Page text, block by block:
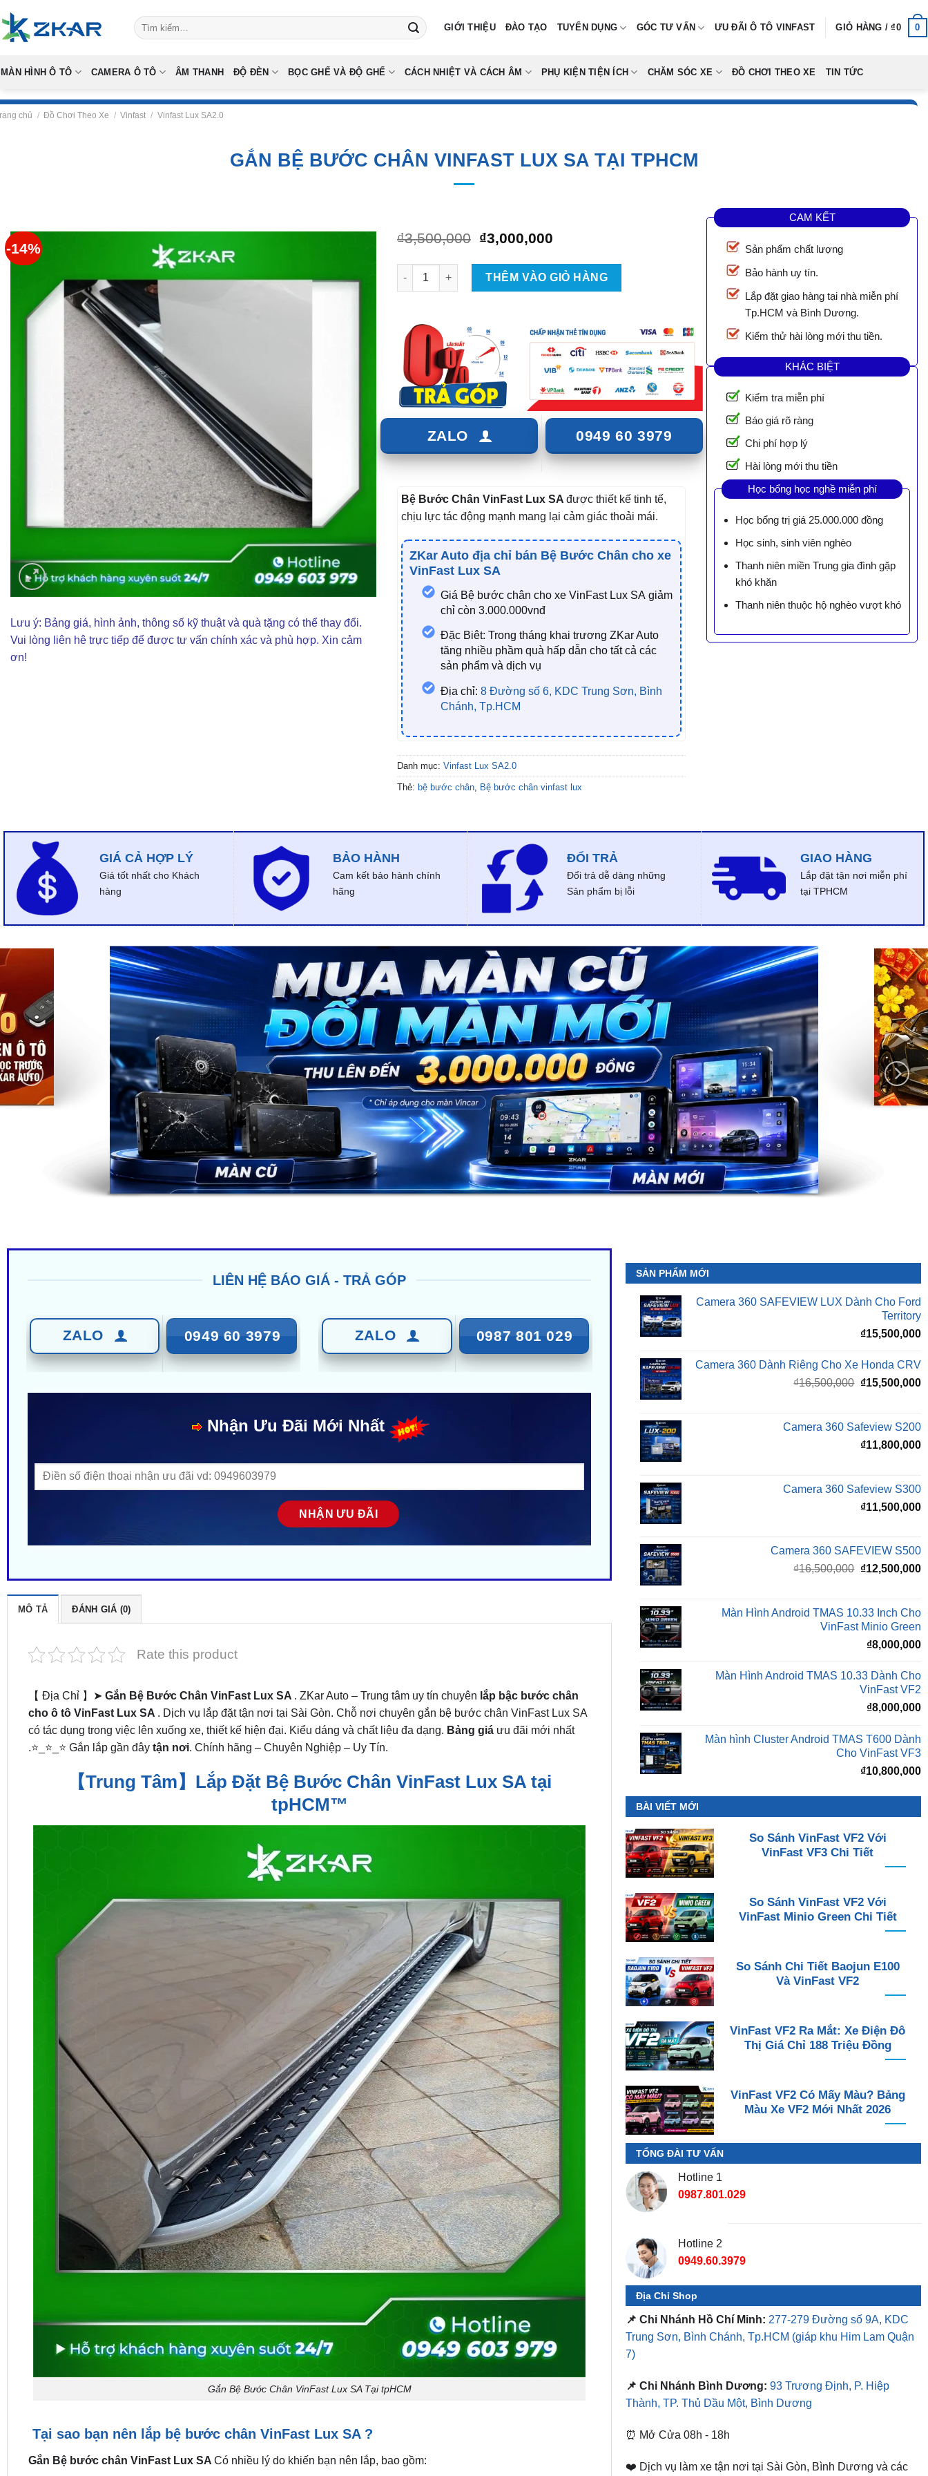
to
content
Tìm
kiếm:
GIỚI THIỆU ĐÀO TẠO TUYỂN DỤNG GÓC TƯ VẤN ƯU ĐÃI Ô TÔ VINFAST GIỎ HÀNG /₫0 0
MÀN HÌNH Ô TÔ CAMERA Ô TÔ ÂM THANH ĐỘ ĐÈN BỌC GHẾ VÀ ĐỘ GHẾ CÁCH NHIỆT VÀ CÁCH ÂM PHỤ KIỆN TIỆN ÍCH CHĂM SÓC XE ĐỒ CHƠI THEO XE TIN TỨC
chủ / Đồ Chơi Theo Xe / Vinfast / Vinfast Lux SA2.0
GẮN BỆ BƯỚC CHÂN VINFAST LUX SA TẠI TPHCM
-14%
Lưu ý: Bảng giá, hình ảnh, thông số kỹ thuật và quà tặng có thể thay đổi.
Vui lòng liên hê trực tiếp để được tư vấn chính xác và phù hợp. Xin cảm
ơn!
₫3,500,000 Giá
là:
₫3,500,000.
₫3,000,000
tại
là:
₫3,000,000.
Gắn Bệ Bước Chân VinFast Lux SA Tại tpHCM số lượng
THÊM VÀO GIỎ HÀNG
ZALO 0949 60 3979
Bệ Bước Chân VinFast Lux SA được thiết kế tinh tế,
chịu lực tác động mạnh mang lại cảm giác thoải mái.
ZKar Auto địa chỉ bán Bệ Bước Chân cho xe
VinFast Lux SA
Giá Bệ bước chân cho xe VinFast Lux SA giảm
chỉ còn 3.000.000vnđ
Đặc Biêt: Trong tháng khai trương ZKar Auto
tăng nhiều phầm quà hấp dẫn cho tất cả các
sản phẩm và dịch vụ
Địa chỉ: 8 Đường số 6, KDC Trung Sơn, Bình
Chánh, Tp.HCM
Danh mục: Vinfast Lux SA2.0
Thẻ: bệ bước chân, Bệ bước chân vinfast lux
CAM KẾT
Sản phẩm chất lượng
Bảo hành uy tín.
Lắp đặt giao hàng tại nhà miễn phí
Tp.HCM và Bình Dương.
Kiểm thử hài lòng mới thu tiền.
KHÁC BIỆT
Kiểm tra miễn phí
Báo giá rõ ràng
Chi phí hợp lý
Hài lòng mới thu tiền
Học bổng học nghề miễn phí
Học bổng trị giá 25.000.000 đồng
Học sinh, sinh viên nghèo
Thanh niên miền Trung gia đình gặp
khó khăn
Thanh niên thuộc hộ nghèo vượt khó
GIÁ CẢ HỢP LÝ
Giá tốt nhất cho Khách
hàng
BẢO HÀNH
Cam kết bảo hành chính
hãng
ĐỔI TRẢ
Đổi trả dễ dàng những
Sản phẩm bị lỗi
GIAO HÀNG
Lắp đặt tận nơi miễn phí
tại TPHCM
LIÊN HỆ BÁO GIÁ - TRẢ GÓP
ZALO 0949 60 3979 ZALO 0987 801 029
Nhận Ưu Đãi Mới Nhất
MÔ TẢ ĐÁNH GIÁ (0)
Rate this product
【 Địa Chỉ 】➤ Gắn Bệ Bước Chân VinFast Lux SA . ZKar Auto – Trung tâm uy tín chuyên lắp bậc bước chân
cho ô tô VinFast Lux SA . Dịch vụ lắp đặt tận nơi tại Sài Gòn. Chỗ nơi chuyên gắn bệ bước chân VinFast Lux SA
có tác dụng trong việc lên xuống xe, thiết kế hiện đại. Kiểu dáng và chất liệu đa dạng. Bảng giáưu đãi mới nhất
.⭐_⭐_⭐ Gắn lắp gần đây tận nơi. Chính hãng – Chuyên Nghiệp – Uy Tín.
【Trung Tâm】Lắp Đặt Bệ Bước Chân VinFast Lux SA tại
tpHCM™
Gắn Bệ Bước Chân VinFast Lux SA Tại tpHCM
Tại sao bạn nên lắp bệ bước chân VinFast Lux SA ?
Gắn Bệ bước chân VinFast Lux SA Có nhiều lý do khiến bạn nên lắp, bao gồm:
SẢN PHẨM MỚI
Camera 360 SAFEVIEW LUX Dành Cho Ford
Territory
₫15,500,000
Camera 360 Dành Riêng Cho Xe Honda CRV
₫16,500,000 Giá
₫16,500,000.
₫15,500,000
Camera 360 Safeview S200
₫11,800,000
Camera 360 Safeview S300
₫11,500,000
Camera 360 SAFEVIEW S500
₫16,500,000 Giá
₫16,500,000.
₫12,500,000
Màn Hình Android TMAS 10.33 Inch Cho
VinFast Minio Green
₫8,000,000
Màn Hình Android TMAS 10.33 Dành Cho
VinFast VF2
₫8,000,000
Màn hình Cluster Android TMAS T600 Dành
Cho VinFast VF3
₫10,800,000
BÀI VIẾT MỚI
So Sánh VinFast VF2 Với
VinFast VF3 Chi Tiết
So Sánh VinFast VF2 Với
VinFast Minio Green Chi Tiết
So Sánh Chi Tiết Baojun E100
Và VinFast VF2
VinFast VF2 Ra Mắt: Xe Điện Đô
Thị Giá Chỉ 188 Triệu Đồng
VinFast VF2 Có Mấy Màu? Bảng
Màu Xe VF2 Mới Nhất 2026
TỔNG ĐÀI TƯ VẤN
Hotline 1
0987.801.029
Hotline 2
0949.60.3979
Địa Chỉ Shop
📌 Chi Nhánh Hồ Chí Minh: 277-279 Đường số 9A, KDC
Trung Sơn, Bình Chánh, Tp.HCM (giáp khu Him Lam Quận
7)
📌 Chi Nhánh Bình Dương: 93 Trương Định, P. Hiệp
Thành, TP. Thủ Dầu Một, Bình Dương
⏰ Mở Cửa 08h - 18h
❤️ Dịch vụ làm xe tận nơi tại Sài Gòn, Bình Dương và các